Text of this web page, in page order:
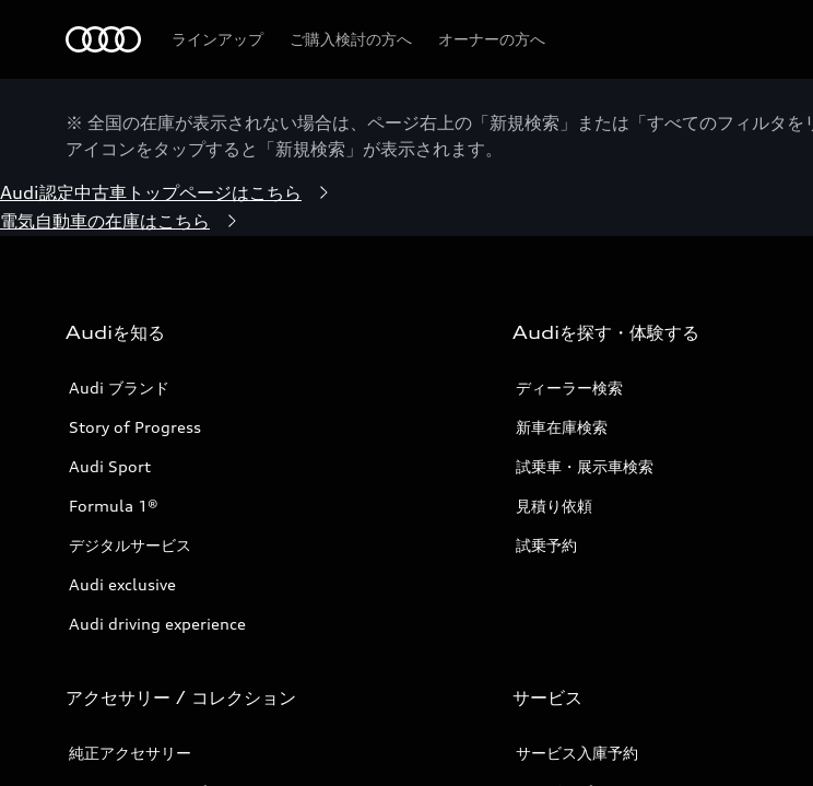
ラインアップ ご購入検討の方へ オーナーの方へ
※ 全国の在庫が表示されない場合は、ページ右上の「新規検索」または「すべてのフィルタ
アイコンをタップすると「新規検索」が表示されます。
Audi認定中古車トップページはこちら
電気自動車の在庫はこちら
Audiを知る
Audi ブランド
Story of Progress
Audi Sport
Formula 1®
デジタルサービス
Audi exclusive
Audi driving experience
Audiを探す・体験する
ディーラー検索
新車在庫検索
試乗車・展示車検索
見積り依頼
試乗予約
アクセサリー / コレクション
純正アクセサリー
サービス
サービス入庫予約